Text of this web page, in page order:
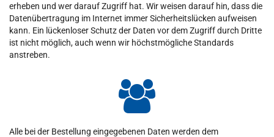
erheben und wer darauf Zugriff hat. Wir weisen darauf hin, dass die
Datenübertragung im Internet immer Sicherheitslücken aufweisen
kann. Ein lückenloser Schutz der Daten vor dem Zugriff durch Dritte
ist nicht möglich, auch wenn wir höchstmögliche Standards
anstreben.
Alle bei der Bestellung eingegebenen Daten werden dem